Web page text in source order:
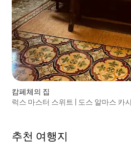
캄페체의 집
럭스 마스터 스위트 | 도스 알마스 카
추천 여행지